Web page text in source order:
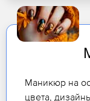
Маникюр на
цвета,